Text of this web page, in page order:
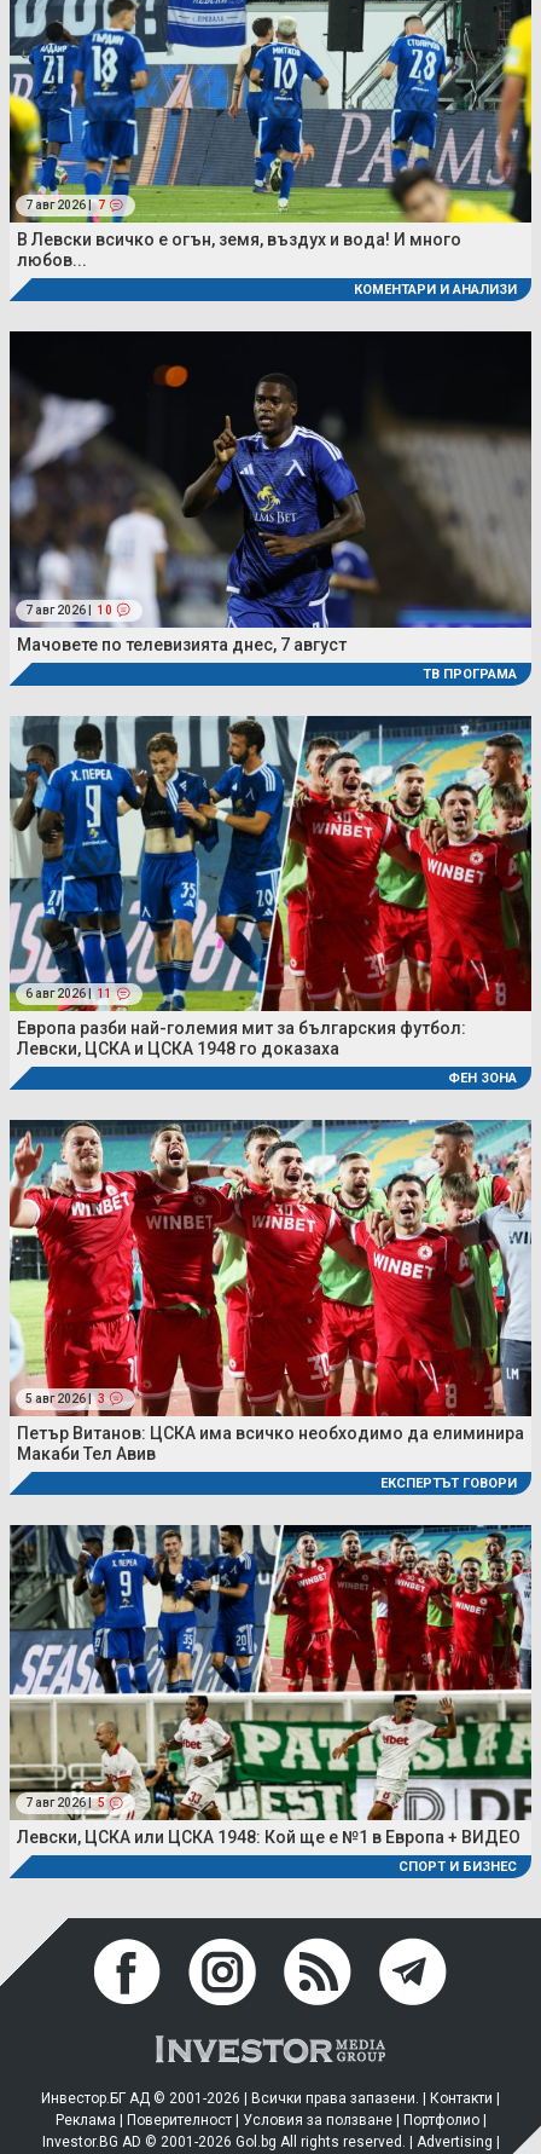
7 авг 2026 | 7
В Левски всичко е огън, земя, въздух и вода! И много
любов...
КОМЕНТАРИ И АНАЛИЗИ
7 авг 2026 | 10
Мачовете по телевизията днес, 7 август
ТВ ПРОГРАМА
6 авг 2026 | 11
Европа разби най-големия мит за българския футбол:
Левски, ЦСКА и ЦСКА 1948 го доказаха
ФЕН ЗОНА
5 авг 2026 | 3
Петър Витанов: ЦСКА има всичко необходимо да елиминира
Макаби Тел Авив
ЕКСПЕРТЪТ ГОВОРИ
7 авг 2026 | 5
Левски, ЦСКА или ЦСКА 1948: Кой ще е №1 в Европа + ВИДЕО
СПОРТ И БИЗНЕС
Инвестор.БГ АД © 2001-2026 | Всички права запазени. | Контакти
Реклама
Поверителност| Условия за ползване| Портфолио|
Investor.BG AD © 2001-2026 Gol.bg All rights reserved. | Advertising